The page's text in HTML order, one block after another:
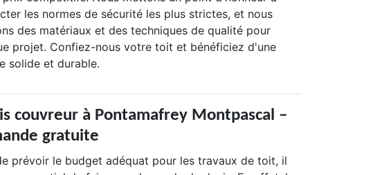
les normes de sécurité les plus strictes, et nous
des matériaux et des techniques de qualité pour
projet. Confiez-nous votre toit et bénéficiez d'une
solide et durable.
couvreur à Pontamafrey Montpascal –
gratuite
prévoir le budget adéquat pour les travaux de toit, il